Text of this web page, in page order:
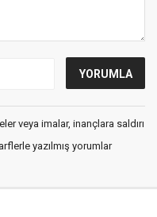
veya imalar, inançlara saldırı
yazılmış yorumlar